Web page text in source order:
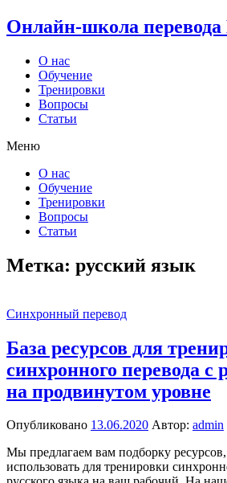
Онлайн-школа
О нас
Обучение
Тренировки
Вопросы
Статьи
Меню
О нас
Обучение
Тренировки
Вопросы
Статьи
Метка: русский язык
Синхронный перевод
База ресурсов для
синхронного перевода с
на продвинутом уровне
Опубликовано 13.06.2020 Автор: admin
Мы предлагаем вам подборку
использовать для тренировки